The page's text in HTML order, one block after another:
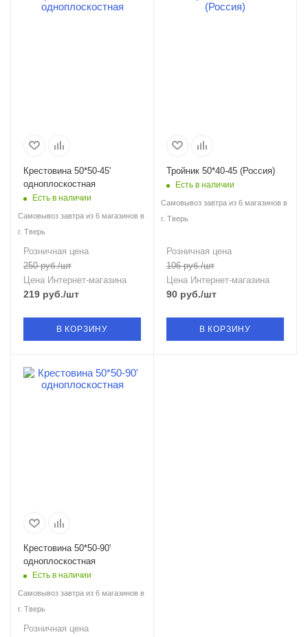
Крестовина 50*50-45'
одноплоскостная
Есть в наличии
Самовывоз завтра из 6 магазинов в
г. Тверь
Розничная цена
250руб./шт
Цена Интернет-магазина
219 руб./шт
В КОРЗИНУ
Тройник 50*40-45 (Россия)
Есть в наличии
Самовывоз завтра из 6 магазинов в
г. Тверь
Розничная цена
106руб./шт
Цена Интернет-магазина
90 руб./шт
В КОРЗИНУ
Крестовина 50*50-90'
одноплоскостная
Есть в наличии
Самовывоз завтра из 6 магазинов в
г. Тверь
Розничная цена